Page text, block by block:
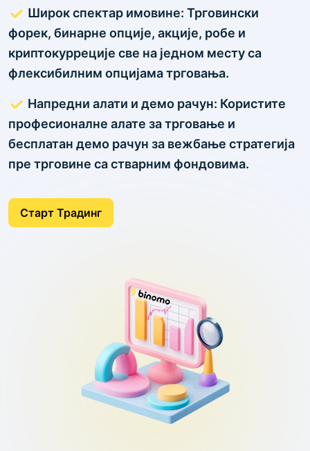
Широк спектар имовине: Трговински
форек, бинарне опције, акције, робе и
криптокурреције све на једном месту са
флексибилним опцијама трговања.
Напредни алати и демо рачун: Користите
професионалне алате за трговање и
бесплатан демо рачун за вежбање стратегија
пре трговине са стварним фондовима.
Старт Традинг